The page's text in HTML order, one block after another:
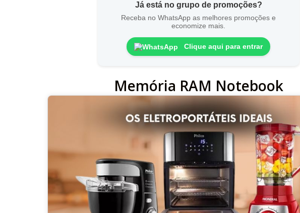
Já está no grupo de promoções?
Receba no WhatsApp as melhores promoções e
economize mais.
Clique aqui para entrar
Memória RAM Notebook